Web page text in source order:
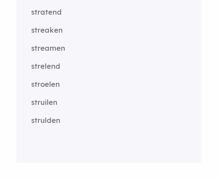
stratend
streaken
streamen
strelend
stroelen
struilen
strulden